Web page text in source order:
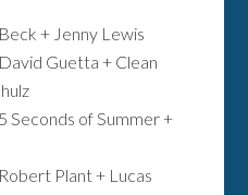
+ Jenny Lewis
Guetta + Clean
Seconds of Summer +
Plant + Lucas